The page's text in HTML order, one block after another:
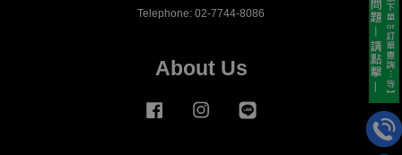
Telephone: 02-7744-8086
About Us
Facebook Instagram